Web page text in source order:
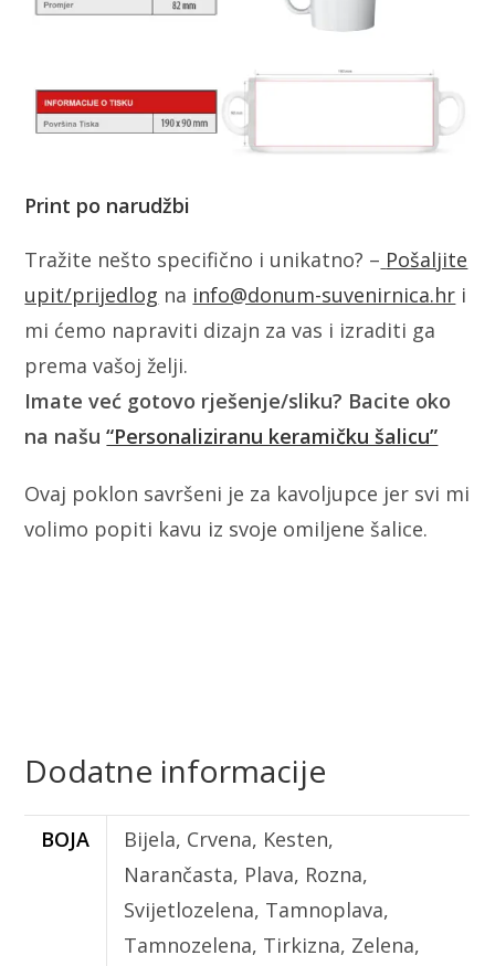
Print po narudžbi
Tražite nešto specifično i unikatno? – Pošaljite
upit/prijedlog na info@donum-suvenirnica.hr i
mi ćemo napraviti dizajn za vas i izraditi ga
prema vašoj želji.
Imate već gotovo rješenje/sliku? Bacite oko
na našu“Personaliziranu keramičku šalicu”
Ovaj poklon savršeni je za kavoljupce jer svi mi
volimo popiti kavu iz svoje omiljene šalice.
Dodatne informacije
BOJA
Bijela, Crvena, Kesten,
Narančasta, Plava, Rozna,
Svijetlozelena, Tamnoplava,
Tamnozelena, Tirkizna, Zelena,